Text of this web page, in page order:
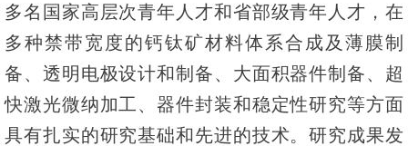
多名国家高层次青年人才和省部级青年人才，在
多种禁带宽度的钙钛矿材料体系合成及薄膜制
备、透明电极设计和制备、大面积器件制备、超
快激光微纳加工、器件封装和稳定性研究等方面
具有扎实的研究基础和先进的技术。研究成果发